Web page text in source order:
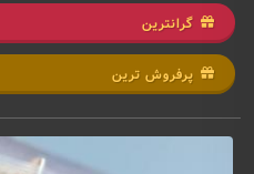
گرانترین
پرفروش ترین